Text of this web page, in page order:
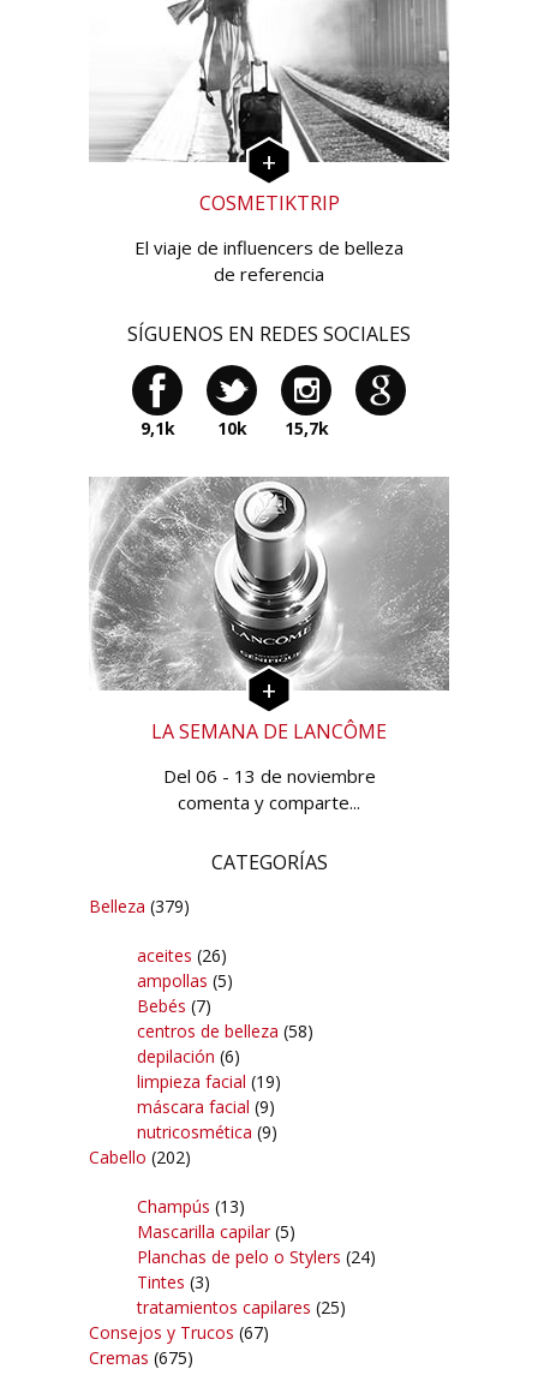
COSMETIKTRIP
El viaje de influencers de belleza
de referencia
SÍGUENOS EN REDES SOCIALES
9,1k 10k 15,7k
LA SEMANA DE LANCÔME
Del 06 - 13 de noviembre
comenta y comparte...
CATEGORÍAS
Belleza (379)
aceites (26)
ampollas (5)
Bebés (7)
centros de belleza (58)
depilación (6)
limpieza facial (19)
máscara facial (9)
nutricosmética (9)
Cabello (202)
Champús (13)
Mascarilla capilar(5)
Planchas de pelo o Stylers (24)
Tintes (3)
tratamientos capilares (25)
Consejos y Trucos (67)
Cremas (675)